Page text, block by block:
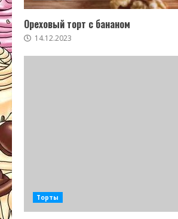
Ореховый торт с бананом
14.12.2023
Торты